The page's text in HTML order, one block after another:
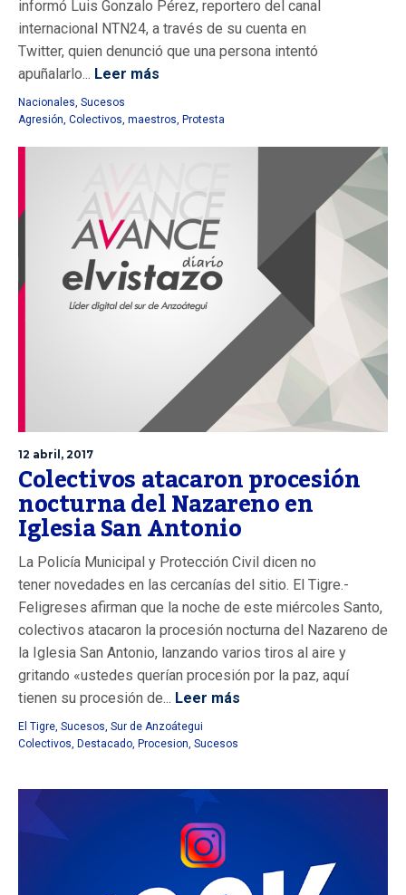
informó Luis Gonzalo Pérez, reportero del canal
internacional NTN24, a través de su cuenta en
Twitter, quien denunció que una persona intentó
apuñalarlo... Leer más
Nacionales Sucesos
Agresión Colectivos maestros Protesta
12 abril, 2017
Colectivos atacaron procesión
nocturna del Nazareno en
Iglesia San Antonio
La Policía Municipal y Protección Civil dicen no
tener novedades en las cercanías del sitio. El Tigre.-
Feligreses afirman que la noche de este miércoles Santo,
colectivos atacaron la procesión nocturna del Nazareno de
la Iglesia San Antonio, lanzando varios tiros al aire y
gritando «ustedes querían procesión por la paz, aquí
tienen su procesión de... Leer más
El Tigre, Sucesos, Sur de Anzoátegui
Colectivos, Destacado, Procesion, Sucesos